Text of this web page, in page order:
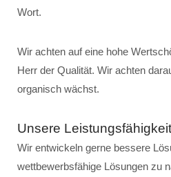
Wort.
Wir achten auf eine hohe
Herr der Qualität. Wir achten
organisch wächst.
Unsere Leistungsfähigkeit
Wir entwickeln gerne bessere
wettbewerbsfähige Lösungen zu